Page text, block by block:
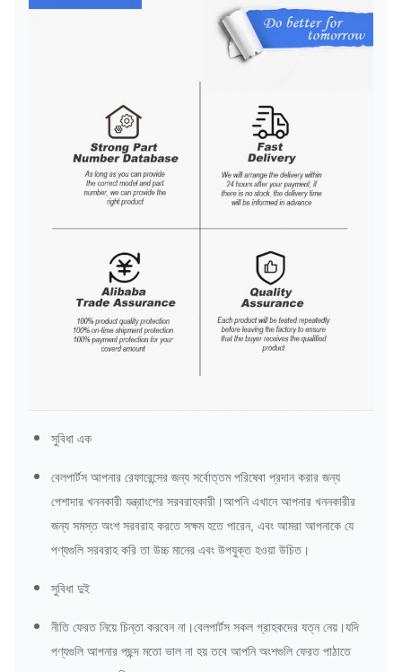
সুবিধা এক
বেলপার্টস আপনার রেফারেন্সের জন্য সর্বোত্তম পরিষেবা প্রদান করার জন্য
পেশাদার খননকারী যন্ত্রাংশের সরবরাহকারী।আপনি এখানে আপনার খননকারীর
জন্য সমস্ত অংশ সরবরাহ করতে সক্ষম হতে পারেন, এবং আমরা আপনাকে যে
পণ্যগুলি সরবরাহ করি তা উচ্চ মানের এবং উপযুক্ত হওয়া উচিত।
সুবিধা দুই
নীতি ফেরত নিয়ে চিন্তা করবেন না।বেলপার্টস সকল গ্রাহকদের যত্ন নেয়।যদি
পণ্যগুলি আপনার পছন্দ মতো ভাল না হয় তবে আপনি অংশগুলি ফেরত পাঠাতে